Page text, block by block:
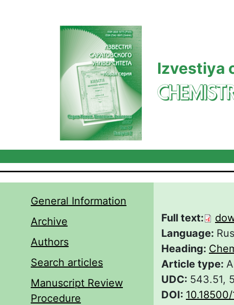
Izvestiya
General Information
Archive
Authors
Search articles
Manuscript Review
Procedure
Full text:
Language:
Heading:
Article type:
UDC: 543.51,
DOI: